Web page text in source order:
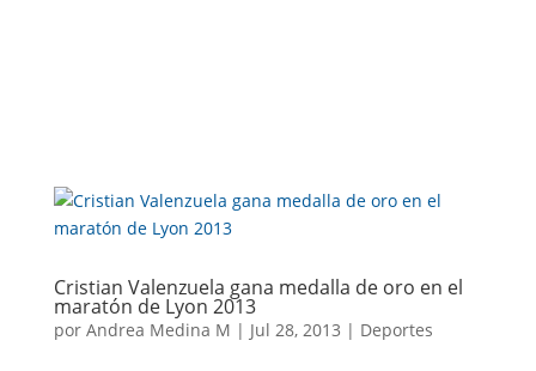
Cristian Valenzuela gana medalla de oro en el
maratón de Lyon 2013
por Andrea Medina M | Jul 28, 2013 | Deportes